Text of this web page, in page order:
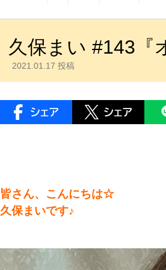
久保まい #143『
2021.01.17 投稿
皆さん、こんにちは☆
久保まいです♪